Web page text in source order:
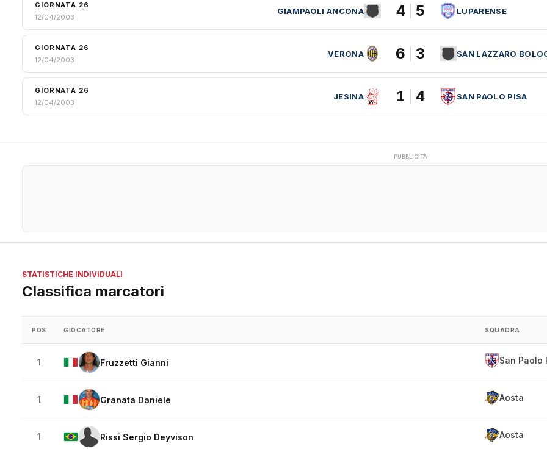
GIORNATA 26
12/04/2003
GIAMPAOLI ANCONA 4 5 LUPARENSE
GIORNATA 26
12/04/2003
VERONA 6 3 SAN LAZZARO
GIORNATA 26
12/04/2003
JESINA 1 4 SAN PAOLO PISA
PUBBLICITÀ
STATISTICHE INDIVIDUALI
Classifica marcatori
POS GIOCATORE SQUADRA
1 Fruzzetti Gianni San Paolo
1 Granata Daniele Aosta
1 Rissi Sergio Deyvison Aosta